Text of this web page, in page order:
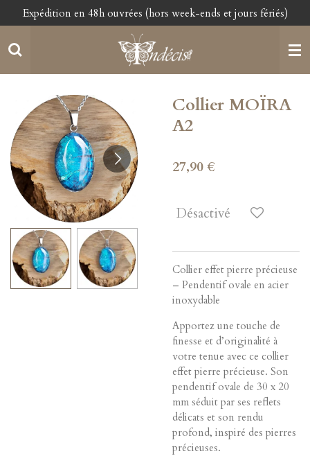
Passer
au
contenu
principal
Expédition en 48h ouvrées (hors week-ends et jours fériés)
Collier MOÏRA
A2
27,90 €
Désactivé
Collier effet pierre précieuse
– Pendentif ovale en acier
inoxydable
Apportez une touche de
finesse et d’originalité à
votre tenue avec ce collier
effet pierre précieuse. Son
pendentif ovale de 30 x 20
mm séduit par ses reflets
délicats et son rendu
profond, inspiré des pierres
précieuses.